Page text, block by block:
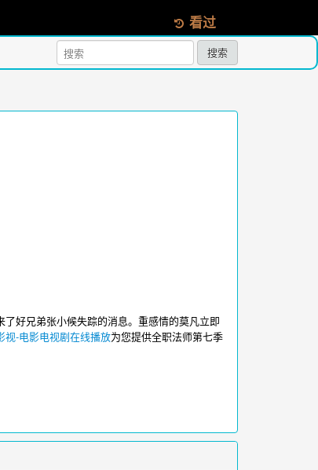
看过
搜索
好兄弟张小候失踪的消息。重感情的莫凡立即
视-电影电视剧在线播放为您提供全职法师第七季